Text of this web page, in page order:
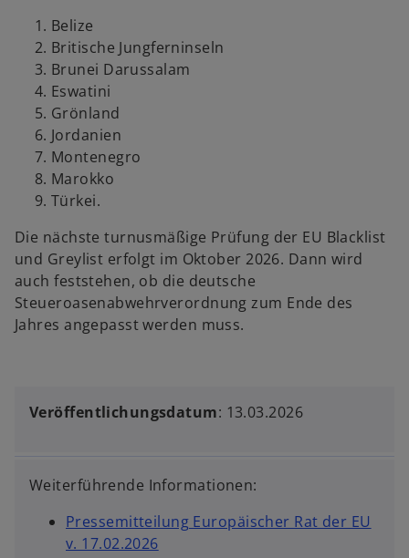
Belize
Britische Jungferninseln
Brunei Darussalam
Eswatini
Grönland
Jordanien
Montenegro
Marokko
Türkei.
Die nächste turnusmäßige Prüfung der EU Blacklist
und Greylist erfolgt im Oktober 2026. Dann wird
auch feststehen, ob die deutsche
Steueroasenabwehrverordnung zum Ende des
Jahres angepasst werden muss.
Veröffentlichungsdatum: 13.03.2026
Weiterführende Informationen:
Pressemitteilung Europäischer Rat der EU
v. 17.02.2026w